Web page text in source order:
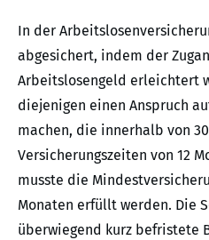
In der
abgesichert, indem der
Arbeitslosengeld erleichtert
diejenigen einen Anspruch
machen, die innerhalb von
Versicherungszeiten von 12
musste die
Monaten erfüllt werden. Die
überwiegend kurz befristete